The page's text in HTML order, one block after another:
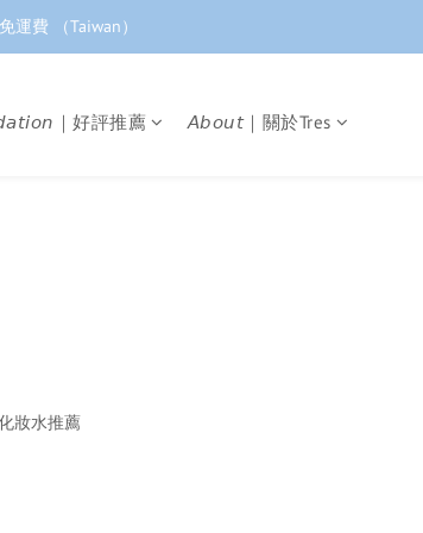
快速出貨
運費 （Taiwan）
快速出貨｜好評推薦 𝘈𝘣𝘰𝘶𝘵｜關於Tres